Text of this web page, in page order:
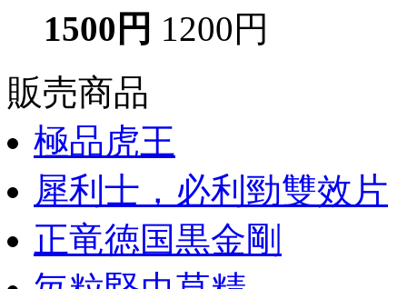
1500円 1200円
販売商品
極品虎王
犀利士，必利勁雙效片
正竜徳国黒金剛